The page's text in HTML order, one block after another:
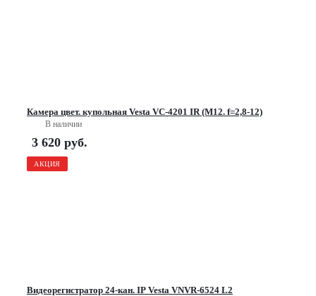
Камера цвет. купольная Vesta VС-4201 IR (M12. f=2,8-12)
В наличии
3 620 руб.
АКЦИЯ
Видеорегистратор 24-кан. IP Vesta VNVR-6524 L2